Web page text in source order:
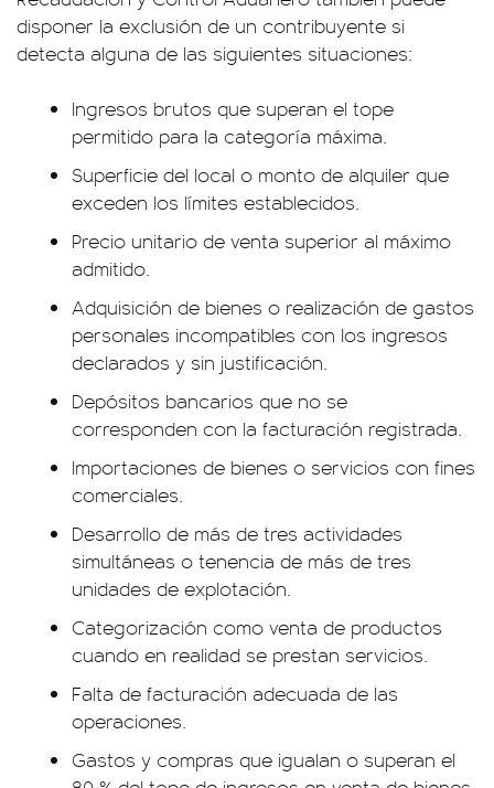
disponer la exclusión de un contribuyente si
detecta alguna de las siguientes situaciones:
Ingresos brutos que superan el tope
permitido para la categoría máxima.
Superficie del local o monto de alquiler que
exceden los límites establecidos.
Precio unitario de venta superior al máximo
admitido.
Adquisición de bienes o realización de gastos
personales incompatibles con los ingresos
declarados y sin justificación.
Depósitos bancarios que no se
corresponden con la facturación registrada.
Importaciones de bienes o servicios con fines
comerciales.
Desarrollo de más de tres actividades
simultáneas o tenencia de más de tres
unidades de explotación.
Categorización como venta de productos
cuando en realidad se prestan servicios.
Falta de facturación adecuada de las
operaciones.
Gastos y compras que igualan o superan el